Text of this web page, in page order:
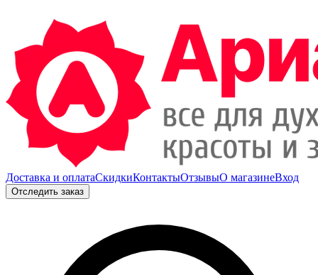
Доставка и оплатаСкидкиКонтактыОтзывыО магазинеВход
Отследить заказ